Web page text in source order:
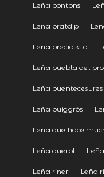
Leña pontons
Leña pratdip
Leña precio kilo
Leña puebla del
Leña puentecesures
Leña puiggròs
Leña que hace
Leña querol
Leña riner Leña